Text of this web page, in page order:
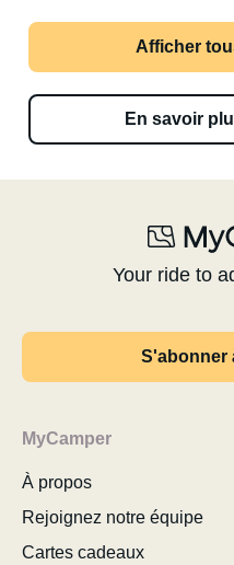
Afficher
En savoir
Your ride to
S'abonner
MyCamper
À propos
Rejoignez notre équipe
Cartes cadeaux